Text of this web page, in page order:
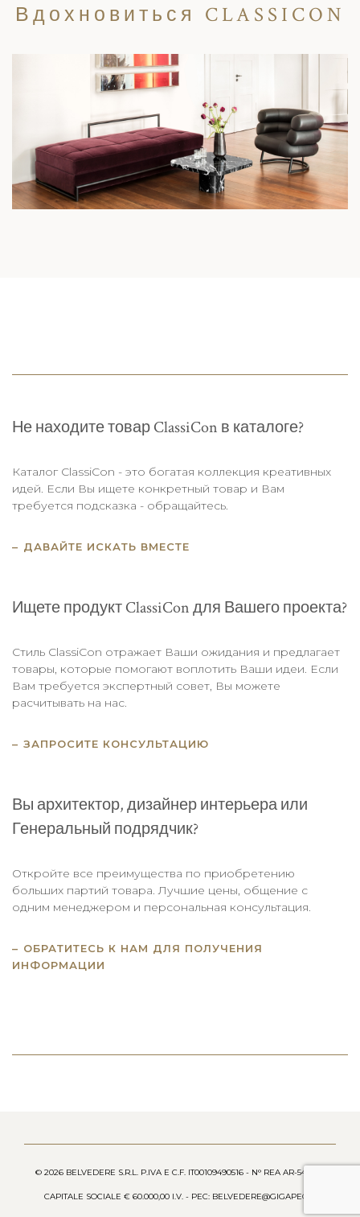
Вдохновиться CLASSICON
Не находите товар ClassiCon в каталоге?
Каталог ClassiCon - это богатая коллекция креативных
идей. Если Вы ищете конкретный товар и Вам
требуется подсказка - обращайтесь.
ДАВАЙТЕ ИСКАТЬ ВМЕСТЕ
Ищете продукт ClassiCon для Вашего проекта?
Стиль ClassiCon отражает Ваши ожидания и предлагает
товары, которые помогают воплотить Ваши идеи. Если
Вам требуется экспертный совет, Вы можете
расчитывать на нас.
ЗАПРОСИТЕ КОНСУЛЬТАЦИЮ
Вы архитектор, дизайнер интерьера или
Генеральный подрядчик?
Откройте все преимущества по приобретению
больших партий товара. Лучшие цены, общение с
одним менеджером и персональная консультация.
ОБРАТИТЕСЬ К НАМ ДЛЯ ПОЛУЧЕНИЯ
ИНФОРМАЦИИ
© 2026 BELVEDERE S.R.L. P.IVA E C.F. IT00109490516 - N° REA AR-54658 -
CAPITALE SOCIALE € 60.000,00 I.V. - PEC: BELVEDERE@GIGAPEC.IT